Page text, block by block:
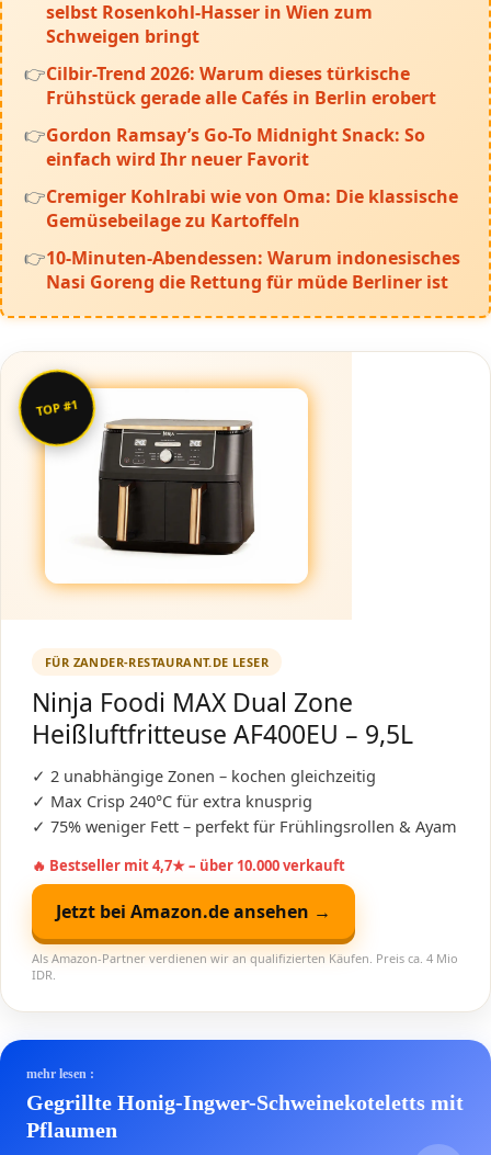
selbst Rosenkohl-Hasser in Wien zum
Schweigen bringt
Cilbir-Trend 2026: Warum dieses türkische
Frühstück gerade alle Cafés in Berlin erobert
Gordon Ramsay’s Go-To Midnight Snack: So
einfach wird Ihr neuer Favorit
Cremiger Kohlrabi wie von Oma: Die klassische
Gemüsebeilage zu Kartoffeln
10-Minuten-Abendessen: Warum indonesisches
Nasi Goreng die Rettung für müde Berliner ist
TOP #1
FÜR ZANDER-RESTAURANT.DE LESER
Ninja Foodi MAX Dual Zone
Heißluftfritteuse AF400EU – 9,5L
✓ 2 unabhängige Zonen – kochen gleichzeitig
✓ Max Crisp 240°C für extra knusprig
✓ 75% weniger Fett – perfekt für Frühlingsrollen & Ayam
🔥 Bestseller mit 4,7★ – über 10.000 verkauft
Jetzt bei Amazon.de ansehen →
Als Amazon-Partner verdienen wir an qualifizierten Käufen. Preis ca. 4 Mio
IDR.
mehr lesen :
Gegrillte Honig-Ingwer-Schweinekoteletts mit
Pflaumen